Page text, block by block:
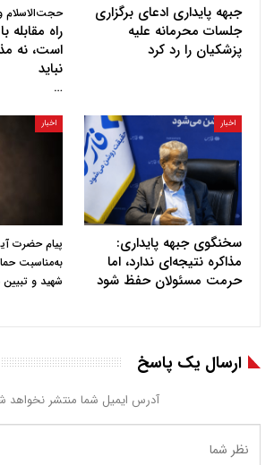
جبهه پایداری ادعای برگزاری
جلسات محرمانه علیه
پزشکیان را رد کرد
حجت‌الاسلام
راه مقابله
است، نه
نباید
…
اخبار
سخنگوی جبهه پایداری:
مذاکره نتیجه‌ای ندارد، اما
حرمت مسئولان حفظ شود
اخبار
پیام حضرت
به‌مناسبت
شهید و
ارسال یک پاسخ
آدرس ایمیل شما منتشر نخواهد